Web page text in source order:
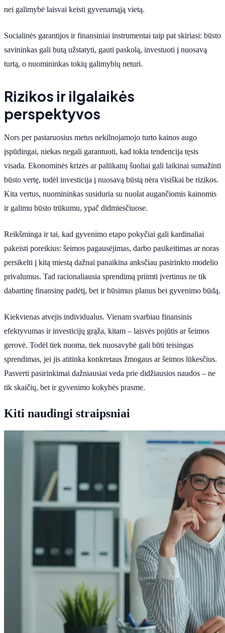
nei galimybė laisvai keisti gyvenamąją vietą.
Socialinės garantijos ir finansiniai instrumentai taip pat skiriasi: būsto
savininkas gali butą užstatyti, gauti paskolą, investuoti į nuosavą
turtą, o nuomininkas tokių galimybių neturi.
Rizikos ir ilgalaikės
perspektyvos
Nors per pastaruosius metus nekilnojamojo turto kainos augo
įspūdingai, niekas negali garantuoti, kad tokia tendencija tęsis
visada. Ekonominės krizės ar palūkanų šuoliai gali laikinai sumažinti
būsto vertę, todėl investicija į nuosavą būstą nėra visiškai be rizikos.
Kita vertus, nuomininkas susiduria su nuolat augančiomis kainomis
ir galimu būsto trūkumu, ypač didmiesčiuose.
Reikšminga ir tai, kad gyvenimo etapo pokyčiai gali kardinaliai
pakeisti poreikius: šeimos pagausėjimas, darbo pasikeitimas ar noras
persikelti į kitą miestą dažnai panaikina anksčiau pasirinkto modelio
privalumus. Tad racionaliausia sprendimą priimti įvertinus ne tik
dabartinę finansinę padėtį, bet ir būsimus planus bei gyvenimo būdą.
Kiekvienas atvejis individualus. Vienam svarbiau finansinis
efektyvumas ir investicijų grąža, kitam – laisvės pojūtis ar šeimos
gerovė. Todėl tiek nuoma, tiek nuosavybė gali būti teisingas
sprendimas, jei jis atitinka konkretaus žmogaus ar šeimos lūkesčius.
Pasverti pasirinkimai dažniausiai veda prie didžiausios naudos – ne
tik skaičių, bet ir gyvenimo kokybės prasme.
Kiti naudingi straipsniai